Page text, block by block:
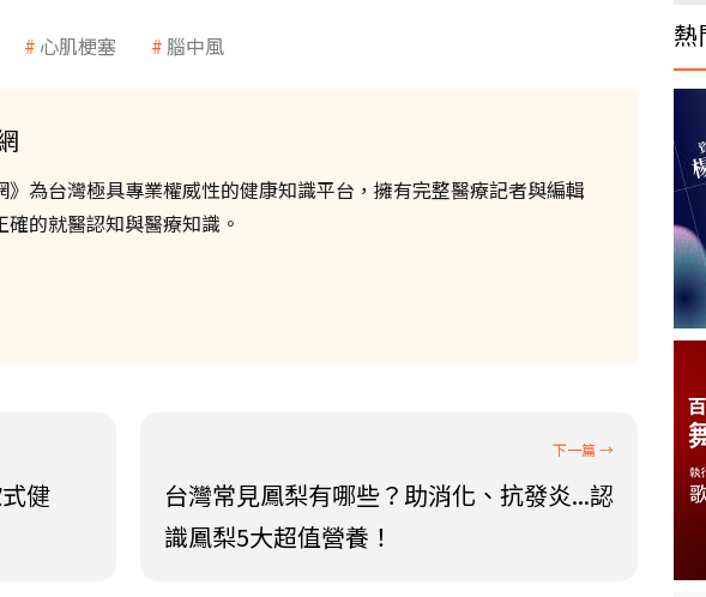
心肌梗塞 腦中風
》為台灣極具專業權威性的健康知識平台，擁有完整醫療記者與編輯
確的就醫認知與醫療知識。
健
台灣常見鳳梨有哪些？助消化、抗發炎...認
識鳳梨5大超值營養！
熱